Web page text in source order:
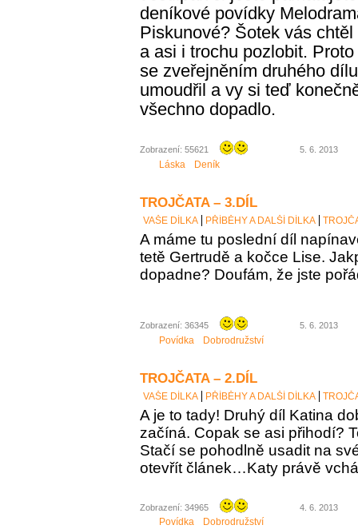
deníkové povídky
Piskunové? Šotek vás
a asi i trochu pozlobit.
se zveřejněním druhého
umoudřil a vy si teď
všechno dopadlo.
Zobrazení: 55621 5. 6. 2013
Láska Deník
TROJČATA – 3.DÍL
VAŠE DÍLKA PŘÍBĚHY A DALŠÍ DÍLKA
A máme tu poslední díl
tetě Gertrudě a kočce Lise.
dopadne? Doufám, že jste
Zobrazení: 36345 5. 6. 2013
Povídka Dobrodružství
TROJČATA – 2.DÍL
VAŠE DÍLKA PŘÍBĚHY A DALŠÍ DÍLKA
A je to tady! Druhý díl Katina
začíná. Copak se asi přihodí?
Stačí se pohodlně usadit na
otevřít článek…Katy právě
Zobrazení: 34965 4. 6. 2013
Povídka Dobrodružství